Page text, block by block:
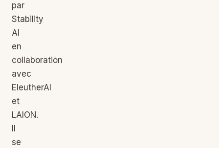
par
Stability
AI
en
collaboration
avec
EleutherAI
et
LAION.
se